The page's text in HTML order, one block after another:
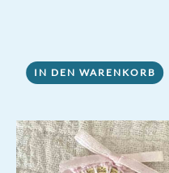
IN DEN WARENKORB